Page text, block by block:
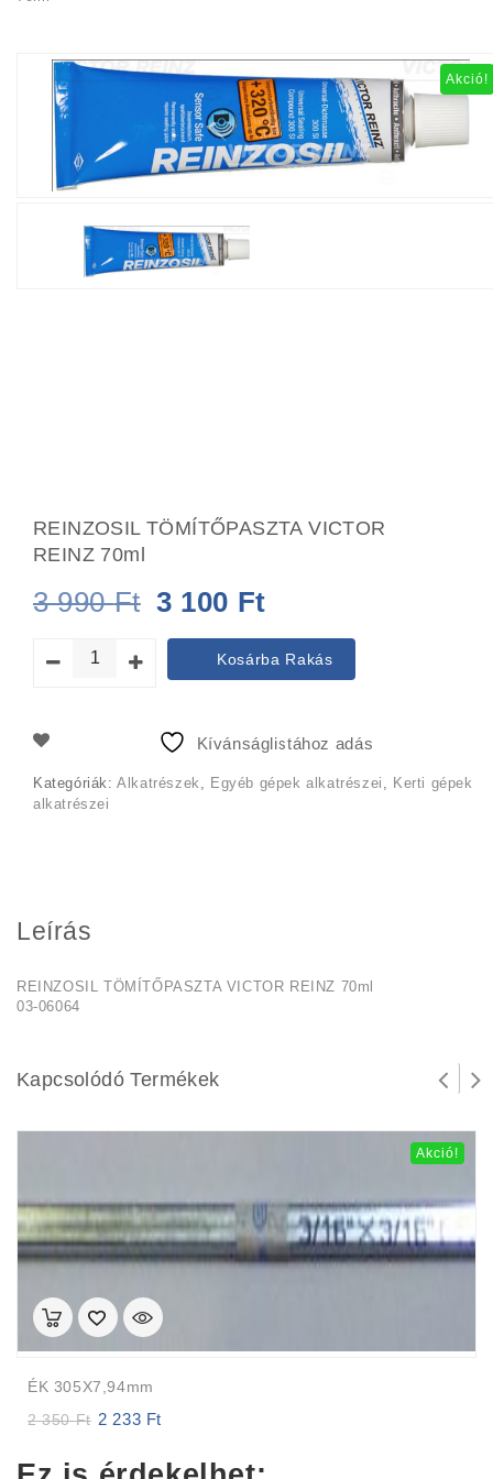
Akció!
REINZOSIL TÖMÍTŐPASZTA VICTOR
REINZ 70ml
3 990Ft Original
price
was:
3
3 100 Ft
price
is:
Kosárba Rakás
Kívánságlistához adás
Kategóriák:Alkatrészek Egyéb gépek alkatrészei
Kerti gépek
alkatrészei
Leírás
REINZOSIL TÖMÍTŐPASZTA VICTOR REINZ 70ml
03-06064
Kapcsolódó Termékek
Akció!
ÉK 305X7,94mm
2 350Ft Original
2
2 233 Ft
2